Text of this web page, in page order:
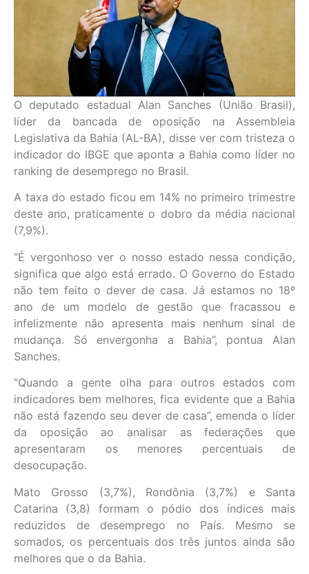
O deputado estadual Alan Sanches (União Brasil),
líder da bancada de oposição na Assembleia
Legislativa da Bahia (AL-BA), disse ver com tristeza o
indicador do IBGE que aponta a Bahia como líder no
ranking de desemprego no Brasil.
A taxa do estado ficou em 14% no primeiro trimestre
deste ano, praticamente o dobro da média nacional
(7,9%).
“É vergonhoso ver o nosso estado nessa condição,
significa que algo está errado. O Governo do Estado
não tem feito o dever de casa. Já estamos no 18º
ano de um modelo de gestão que fracassou e
infelizmente não apresenta mais nenhum sinal de
mudança. Só envergonha a Bahia”, pontua Alan
Sanches.
“Quando a gente olha para outros estados com
indicadores bem melhores, fica evidente que a Bahia
não está fazendo seu dever de casa”, emenda o líder
da oposição ao analisar as federações que
apresentaram os menores percentuais de
desocupação.
Mato Grosso (3,7%), Rondônia (3,7%) e Santa
Catarina (3,8) formam o pódio dos índices mais
reduzidos de desemprego no País. Mesmo se
somados, os percentuais dos três juntos ainda são
melhores que o da Bahia.